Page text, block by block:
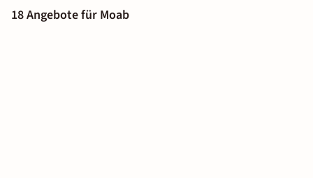
18 Angebote für Moab